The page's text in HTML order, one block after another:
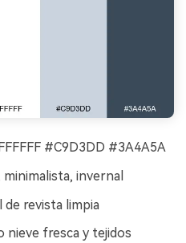
#C9D3DD #3A4A5A
minimalista, invernal
revista limpia
nieve fresca y tejidos